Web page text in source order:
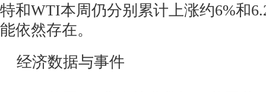
特和WTI本周仍分别累计上涨约6%和
能依然存在。
经济数据与事件